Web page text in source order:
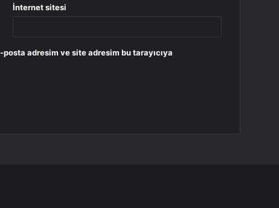
İnternet sitesi
adresim ve site adresim bu tarayıcıya